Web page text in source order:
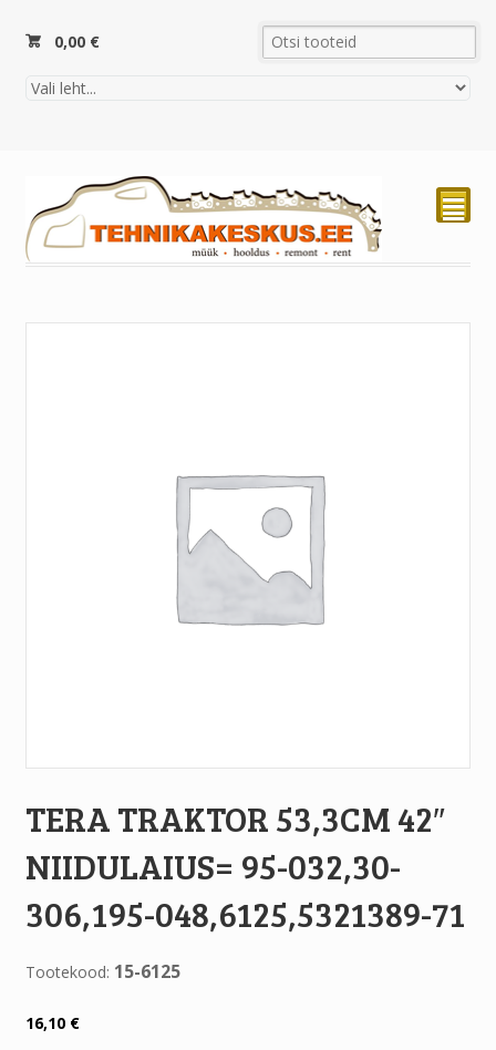
0,00 €
²
TERA TRAKTOR 53,3CM 42″
NIIDULAIUS= 95-032,30-
306,195-048,6125,5321389-71
Tootekood: 15-6125
16,10 €